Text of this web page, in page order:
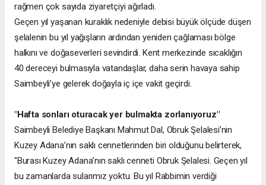
rağmen çok sayıda ziyaretçiyi ağırladı.
Geçen yıl yaşanan kuraklık nedeniyle debisi büyük ölçüde düşen
şelalenin bu yıl yağışların ardından yeniden çağlaması bölge
halkını ve doğaseverleri sevindirdi. Kent merkezinde sıcaklığın
40 dereceyi bulmasıyla vatandaşlar, daha serin havaya sahip
Saimbeyli’ye gelerek doğayla iç içe vakit geçirdi.
"Hafta sonları oturacak yer bulmakta zorlanıyoruz"
Saimbeyli Belediye Başkanı Mahmut Dal, Obruk Şelalesi’nin
Kuzey Adana’nın saklı cennetlerinden biri olduğunu belirterek,
"Burası Kuzey Adana’nın saklı cenneti Obruk Şelalesi. Geçen yıl
bu zamanlarda sularımız yoktu. Bu yıl Rabbimin verdiği